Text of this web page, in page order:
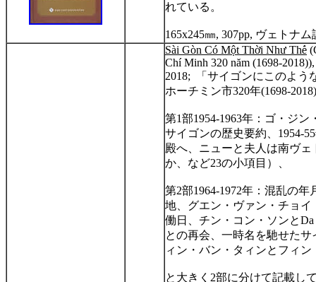
れている。
165x245㎜, 307pp, ヴェトナム
Sài Gòn Có Một Thời Như Thế
Chí Minh 320 năm (1698-
2018;
「サイゴンにこのよう
ホーチミン市320年(1698-2018)
第1部1954-1963年：ゴ・ジン
サイゴンの歴史要約、 1954-55
殿へ、ニューと夫人は南ヴ
か、など23の小項目）、
第2部1964-1972年：混乱の年
地、グエン・ヴァン・チョ
働日、チン・コン・ソンとDa
との再会、一時名を馳せた
ィン・バン・タィンとフィ
と大きく 2部に分けて記載し